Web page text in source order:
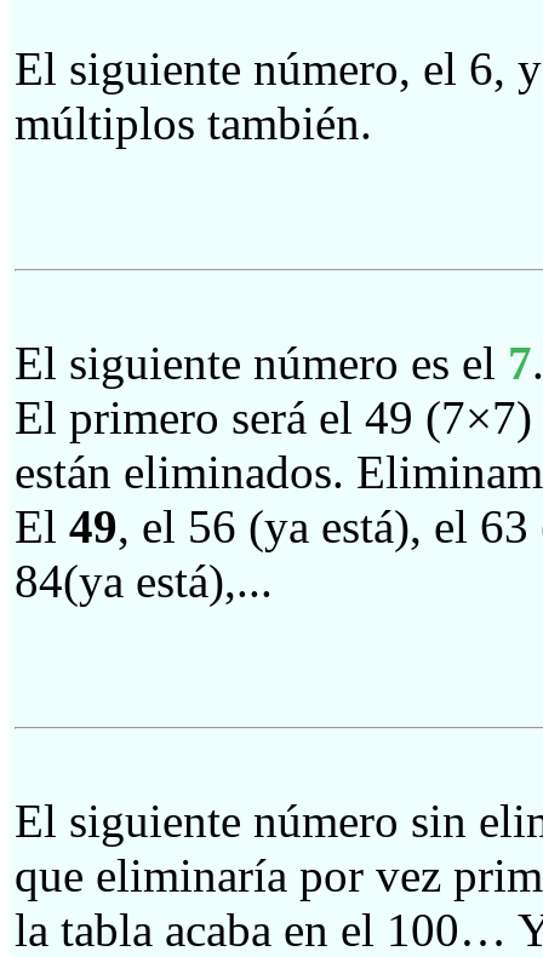
El siguiente número, el 6,
múltiplos también.
El siguiente número es el 7
El primero será el 49
están eliminados.
El 49, el 56 (ya está), el
84(ya está),...
El siguiente número sin
que eliminaría por vez
la tabla acaba en el 100…